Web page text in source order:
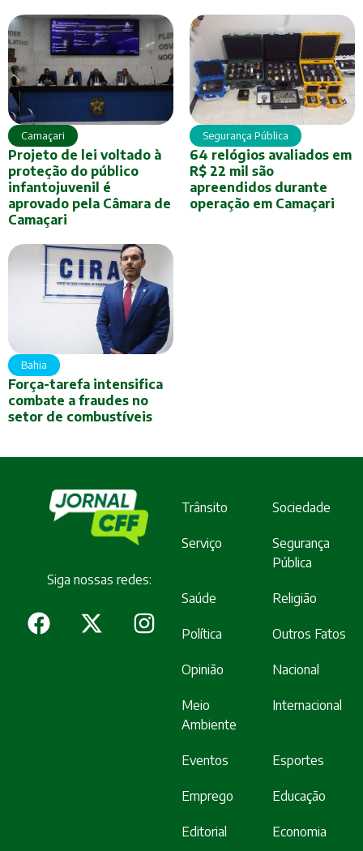
Camaçari
Projeto de lei voltado à
proteção do público
infantojuvenil é
aprovado pela Câmara de
Camaçari
Segurança Pública
64 relógios avaliados em
R$ 22 mil são
apreendidos durante
operação em Camaçari
Bahia
Força-tarefa intensifica
combate a fraudes no
setor de combustíveis
Siga nossas redes:
Trânsito Sociedade
Serviço
Segurança
Pública
Saúde Religião
Política Outros Fatos
Opinião Nacional
Meio
Ambiente
Internacional
Eventos Esportes
Emprego Educação
Editorial Economia